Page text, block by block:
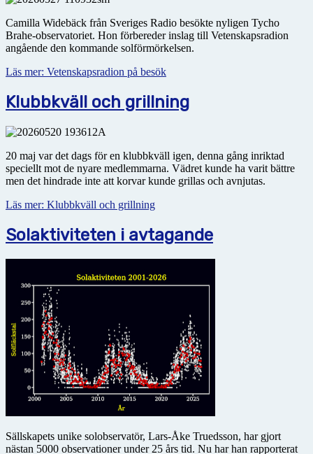
Camilla Widebäck från Sveriges Radio besökte nyligen Tycho
Brahe-observatoriet. Hon förbereder inslag till Vetenskapsradion
angående den kommande solförmörkelsen.
Läs mer: Vetenskapsradion på besök
Klubbkväll och grillning
20 maj var det dags för en klubbkväll igen, denna gång inriktad
speciellt mot de nyare medlemmarna. Vädret kunde ha varit bättre
men det hindrade inte att korvar kunde grillas och avnjutas.
Läs mer: Klubbkväll och grillning
Solaktiviteten i avtagande
Sällskapets unike solobservatör, Lars-Åke Truedsson, har gjort
nästan 5000 observationer under 25 års tid. Nu har han rapporterat